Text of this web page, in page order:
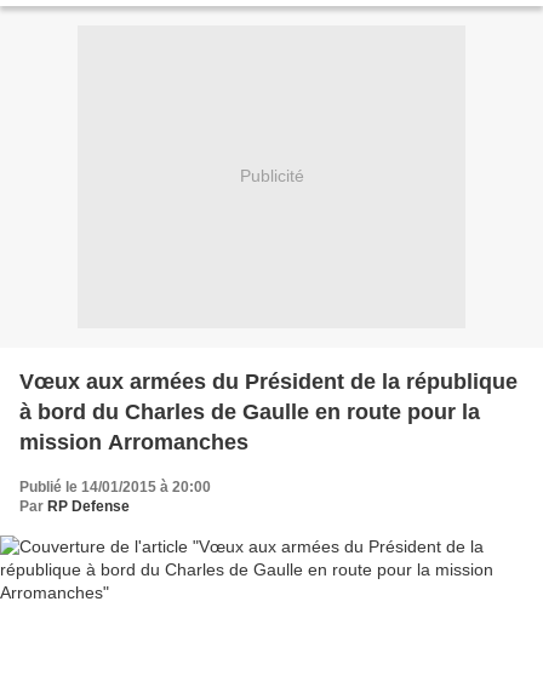
Publicité
Vœux aux armées du Président de la république
à bord du Charles de Gaulle en route pour la
mission Arromanches
Publié le 14/01/2015 à 20:00
Par RP Defense